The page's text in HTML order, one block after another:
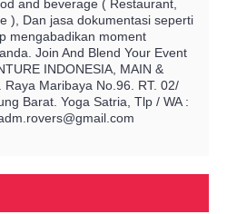
and beverage ( Restaurant,
), Dan jasa dokumentasi seperti
mengabadikan moment
Join And Blend Your Event
INDONESIA, MAIN &
Raya Maribaya No.96. RT. 02/
Barat. Yoga Satria, Tlp / WA :